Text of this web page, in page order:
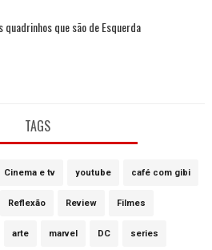
quadrinhos que são de Esquerda
TAGS
Cinema e tv youtube café com gibi
Reflexão Review Filmes
arte marvel DC series